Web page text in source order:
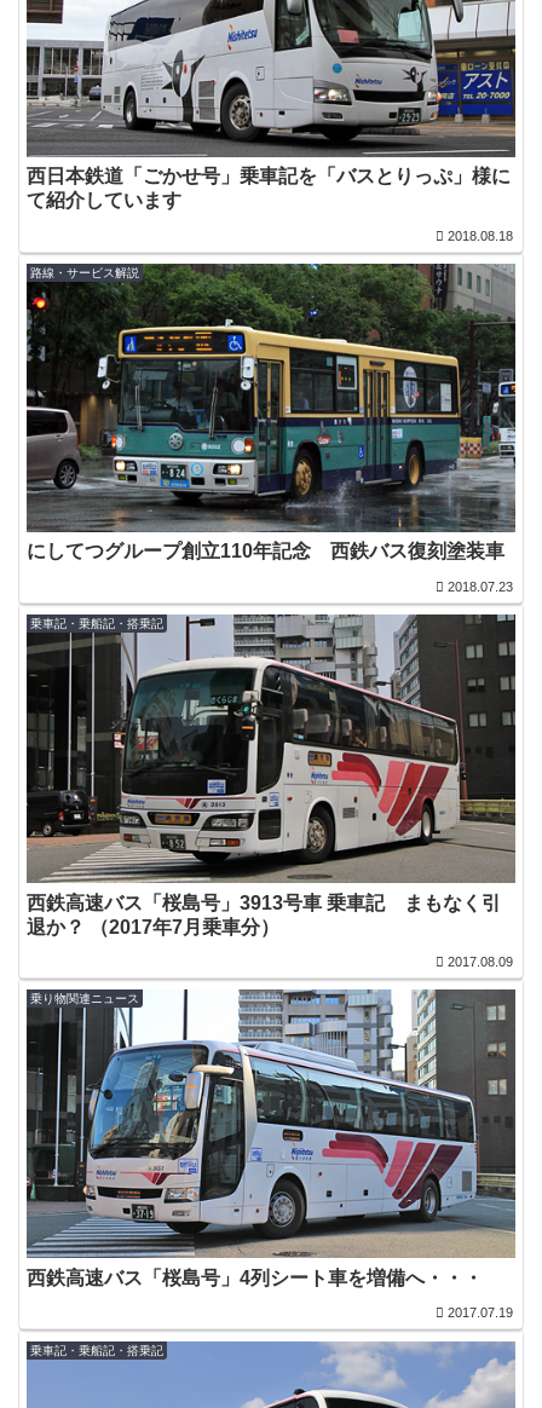
西日本鉄道「ごかせ号」乗車記を「バスとりっぷ」様に
て紹介しています
2018.08.18
路線・サービス解説
にしてつグループ創立110年記念 西鉄バス復刻塗装車
2018.07.23
乗車記・乗船記・搭乗記
西鉄高速バス「桜島号」3913号車 乗車記 まもなく引
退か？ （2017年7月乗車分）
2017.08.09
乗り物関連ニュース
西鉄高速バス「桜島号」4列シート車を増備へ・・・
2017.07.19
乗車記・乗船記・搭乗記